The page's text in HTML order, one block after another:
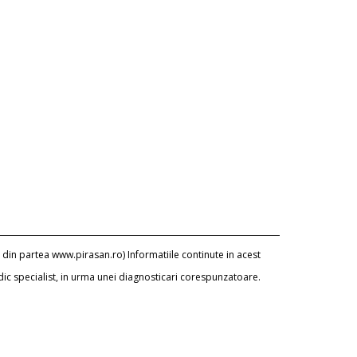
partea www.pirasan.ro) Informatiile continute in acest
specialist, in urma unei diagnosticari corespunzatoare.